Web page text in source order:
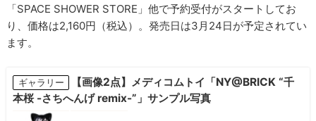
「SPACE SHOWER STORE」他で予約受付がスタートしてお
り、価格は2,160円（税込）。発売日は3月24日が予定されてい
ます。
ギャラリー
【画像2点】メディコムトイ「NY@BRICK “千
本桜 -さちへんげ remix-”」サンプル写真